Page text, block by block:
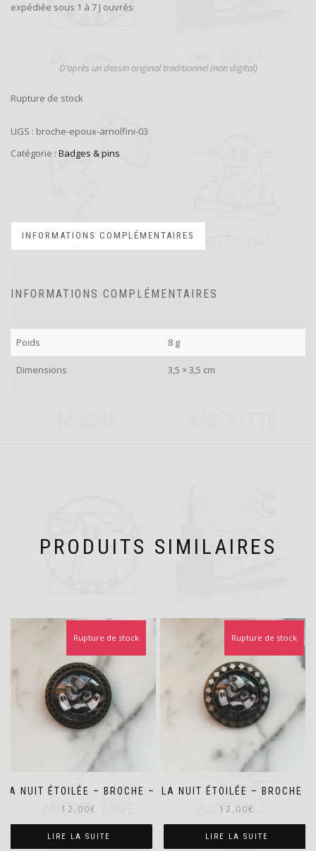
expédiée sous 1 à 7 J ouvrés
D’après un dessin original traditionnel (non digital)
Rupture de stock
UGS : broche-epoux-arnolfini-03
Catégorie : Badges & pins
INFORMATIONS COMPLÉMENTAIRES
INFORMATIONS COMPLÉMENTAIRES
Poids 8 g
Dimensions 3,5 × 3,5 cm
PRODUITS SIMILAIRES
LA NUIT ÉTOILÉE – BROCHE –
12,00€
Rupture de stock
LIRE LA SUITE
LA NUIT ÉTOILÉE – BROCHE –
12,00€
Rupture de stock
LIRE LA SUITE